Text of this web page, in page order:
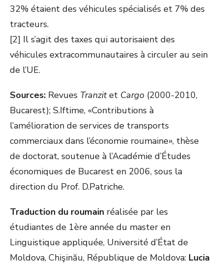
32% étaient des véhicules spécialisés et 7% des
tracteurs.
[2] Il s’agit des taxes qui autorisaient des
véhicules extracommunautaires à circuler au sein
de l’UE.
Sources: Revues Tranzitet Cargo (2000-2010,
Bucarest); S.Iftime, «Contributions à
l’amélioration de services de transports
commerciaux dans l’économie roumaine», thèse
de doctorat, soutenue à l’Académie d’Études
économiques de Bucarest en 2006, sous la
direction du Prof. D.Patriche.
Traduction du roumain réalisée par les
étudiantes de 1ère année du master en
Linguistique appliquée, Université d’État de
Moldova, Chişinău, République de Moldova: Lucia